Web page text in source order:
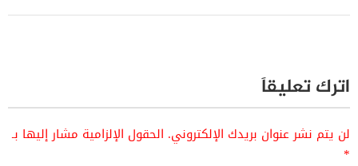
اترك تعليقاً
لن يتم نشر عنوان بريدك الإلكتروني. الحقول الإلزامية مشار إليها بـ
*